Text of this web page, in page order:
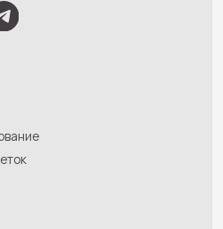
и ни при каких условиях
на сайте, не являются
Статей 435 и 437
стоимость и наличие товара,